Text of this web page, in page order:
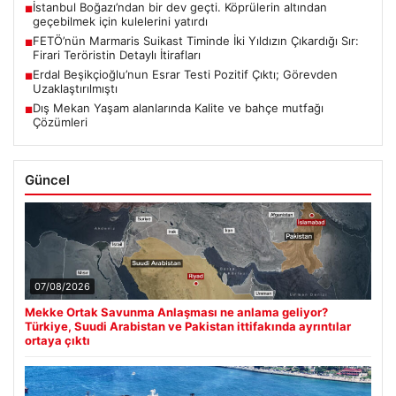
■İstanbul Boğazı’ndan bir dev geçti. Köprülerin altından
geçebilmek için kulelerini yatırdı
■FETÖ’nün Marmaris Suikast Timinde İki Yıldızın Çıkardığı Sır:
Firari Teröristin Detaylı İtirafları
■Erdal Beşikçioğlu’nun Esrar Testi Pozitif Çıktı; Görevden
Uzaklaştırılmıştı
■Dış Mekan Yaşam alanlarında Kalite ve bahçe mutfağı
Çözümleri
Güncel
07/08/2026
Mekke Ortak Savunma Anlaşması ne anlama geliyor?
Türkiye, Suudi Arabistan ve Pakistan ittifakında ayrıntılar
ortaya çıktı